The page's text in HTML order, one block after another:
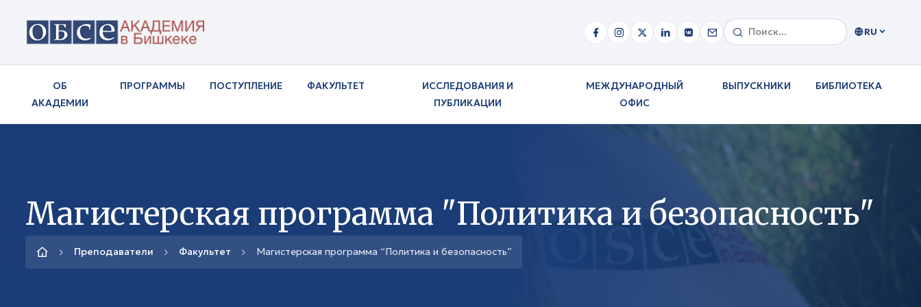
RU
ОБ
АКАДЕМИИ
ПРОГРАММЫ ПОСТУПЛЕНИЕ ФАКУЛЬТЕТ
ИССЛЕДОВАНИЯ И
ПУБЛИКАЦИИ
МЕЖДУНАРОДНЫЙ
ОФИС
ВЫПУСКНИКИ БИБЛИОТЕКА
Магистерская программа "Политика и безопасность"
Преподаватели Факультет Магистерская программа “Политика и безопасность”